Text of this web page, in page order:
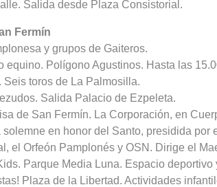
Salida desde Plaza Consistorial.
Fermín
y grupos de Gaiteros.
equino. Polígono Agustinos. Hasta las
Seis toros de La Palmosilla.
Salida Palacio de Ezpeleta.
de San Fermín. La Corporación, en
en honor del Santo, presidida
el Orfeón Pamplonés y OSN. Dirige el
Parque Media Luna. Espacio deportivo
Plaza de la Libertad. Actividades